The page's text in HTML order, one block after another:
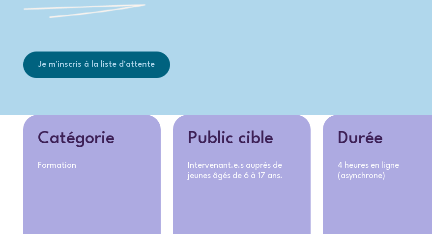
Je m'inscris à la liste d'attente
Catégorie
Formation
Public cible
Intervenant.e.s auprès de
jeunes âgés de 6 à 17 ans.
Durée
4 heures en ligne
(asynchrone)